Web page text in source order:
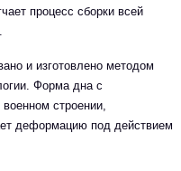
процесс сборки всей
и изготовлено методом
Форма дна с
строении,
деформацию под действием